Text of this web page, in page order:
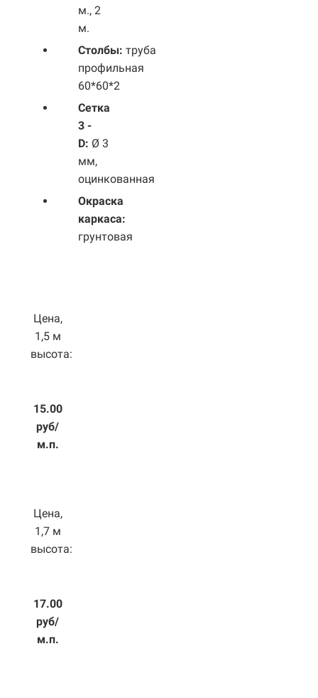
м., 2
м.
Столбы: труба
профильная
60*60*2
Сетка
3 -
D: Ø 3
мм,
оцинкованная
Окраска
каркаса:
грунтовая
Цена,
1,5 м
высота:
15.00
руб/
м.п.
Цена,
1,7 м
высота:
17.00
руб/
м.п.